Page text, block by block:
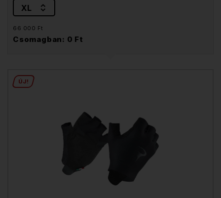
XL
66 000 Ft
Csomagban: 0 Ft
ÚJ!